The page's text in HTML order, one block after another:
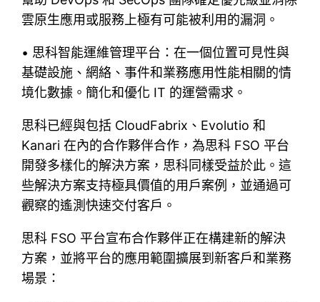
雲原生應用或服務上極有可能被利用的漏洞。
• 思科智能運維管理平台：在一個位置可見性與
基礎設施、網絡、事件和業務應用性能相關的情
境化數據。簡化和優化 IT 的運營需求。
思科已經與包括 CloudFabrix、Evolutio 和
Kanari 在內的合作夥伴合作，為思科 FSO 平台
開發多樣化的解決方案，思科同樣受益於此。這
些解決方案支持極具價值的用戶案例，並通過可
觀察的遙測快速交付客戶。
思科 FSO 平台宣布合作夥伴正在構建新的解決
方案，並將平台的應用範圍擴展到新客戶和業務
場景：